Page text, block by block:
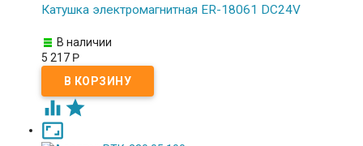
Катушка электромагнитная ER-18061 DC24V
В наличии
5 217 Р
 
